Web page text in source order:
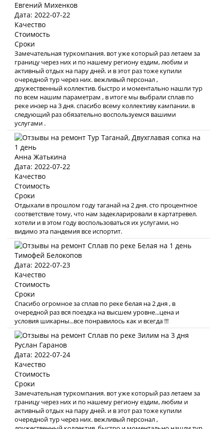
Евгений Михенков
Дата: 2022-07-22
Качество
Стоимость
Сроки
Замечательная туркомпания. вот уже который раз летаем за
границу через них и по нашему региону ездим, любим и
активный отдых на пару дней. и в этот раз тоже купили
очередной тур через них. вежливый персонал ,
дружественный коллектив. быстро и моментально нашли тур
по всем нашим параметрам , в итоге мы выбрали сплав по
реке инзер на 3 дня. спасибо всему коллективу кампании. в
следующий раз обязательно воспользуемся вашими
услугами .
Анна Жатькина
Дата: 2022-07-22
Качество
Стоимость
Сроки
Отдыхали в прошлом году таганай на 2 дня. сто процентное
соответствие тому, что нам задекларировали в картатревел.
хотели и в этом году воспользоваться их услугами, но
видимо эта пандемия все испортит.
Тимофей Белокопов
Дата: 2022-07-23
Качество
Стоимость
Сроки
Спасибо огромное за сплав по реке белая на 2 дня , в
очередной раз вся поездка на высшем уровне...цена и
условия шикарны...все понравилось как и всегда !!!
Руслан Гаранов
Дата: 2022-07-24
Качество
Стоимость
Сроки
Замечательная туркомпания. вот уже который раз летаем за
границу через них и по нашему региону ездим, любим и
активный отдых на пару дней. и в этот раз тоже купили
очередной тур через них. вежливый персонал ,